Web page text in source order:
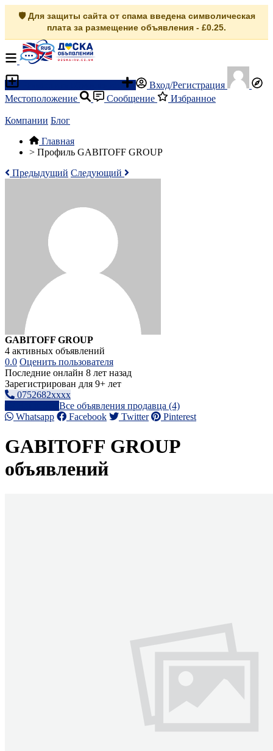
🛡️ Для защиты сайта от спама введена символическая
плата за размещение объявления - £0.25.
Вход/Регистрация
Местоположение
Сообщение Избранное
Компании Блог
Главная
> Профиль GABITOFF GROUP
Предыдущий Следующий
GABITOFF GROUP
4 активных объявлений
0.0 Оценить пользователя
Последние онлайн 8 лет назад
Зарегистрирован для 9+ лет
0752682xxxx
Все объявления продавца (4)
Whatsapp
Facebook Twitter Pinterest
GABITOFF GROUP
объявлений